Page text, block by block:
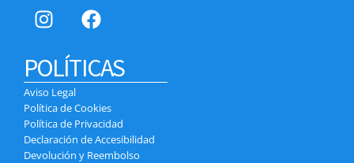
POLÍTICAS
Aviso Legal
Política de Cookies
Política de Privacidad
Declaración de Accesibilidad
Devolución y Reembolso